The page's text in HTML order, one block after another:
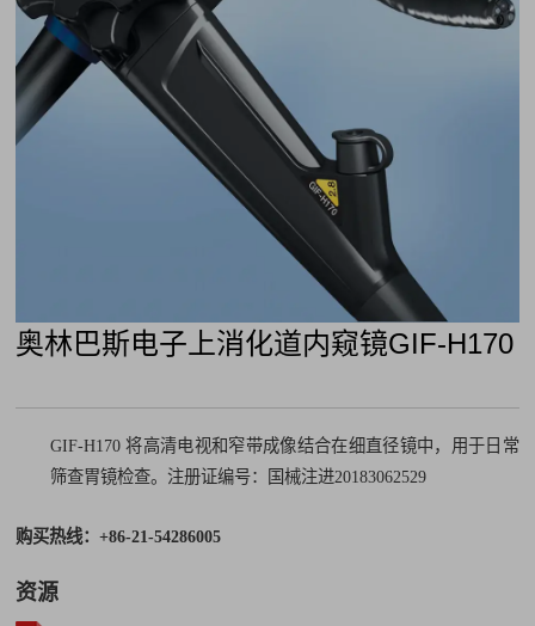
奥林巴斯电子上消化道内窥镜GIF-H170
GIF-H170 将高清电视和窄带成像结合在细直径镜中，用于日常
筛查胃镜检查。注册证编号：国械注进20183062529
购买热线：+86-21-54286005
资源